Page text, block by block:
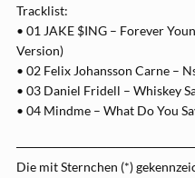
Tracklist:
• 01 JAKE $ING – Forever
Version)
• 02 Felix Johansson Carne –
• 03 Daniel Fridell – Whiskey
• 04 Mindme – What Do You
Die mit Sternchen (*)